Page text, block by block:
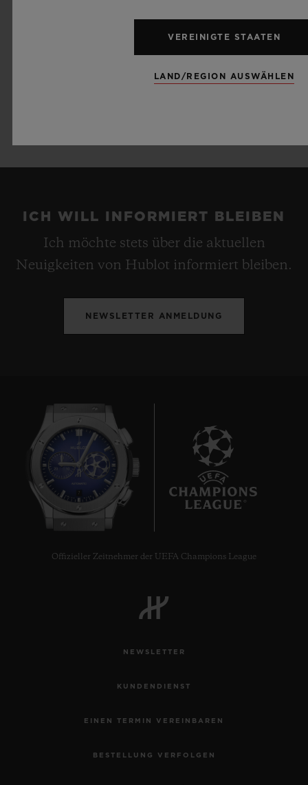
definiert neue Codes für
ICH WILL INFORMIERT BLEIBEN
Ich möchte stets über die aktuellen
Neuigkeiten von Hublot informiert bleiben.
NEWSLETTER ANMELDUNG
Offizieller Zeitnehmer der UEFA Champions League
NEWSLETTER
KUNDENDIENST
EINEN TERMIN VEREINBAREN
BESTELLUNG VERFOLGEN
VEREINIGTE STAATEN
LAND/REGION AUSWÄHLEN